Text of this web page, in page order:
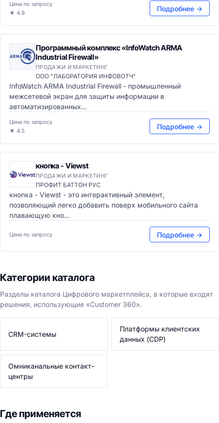
Цена по запросу
★ 4.8
Подробнее →
Программный комплекс «InfoWatch ARMA
Industrial Firewall»
ПРОДАЖИ И МАРКЕТИНГ
ООО "ЛАБОРАТОРИЯ ИНФОВОТЧ"
InfoWatch ARMA Industrial Firewall - промышленный
межсетевой экран для защиты информации в
автоматизированных...
Цена по запросу
★ 4.5
Подробнее →
кнопка - Viewst
ПРОДАЖИ И МАРКЕТИНГ
ПРОФИТ БАТТОН РУС
кнопка - Viewst - это интерактивный элемент,
позволяющий легко добавить поверх мобильного сайта
плавающую кно...
Цена по запросу Подробнее →
Категории каталога
Разделы каталога Цифрового маркетплейса, в которые входят
решения, использующие «Customer 360».
CRM-системы
Платформы клиентских
данных (CDP)
Омниканальные контакт-
центры
Где применяется